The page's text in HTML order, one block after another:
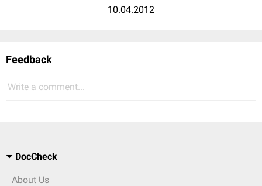
10.04.2012
Feedback
Write a comment...
DocCheck
About Us